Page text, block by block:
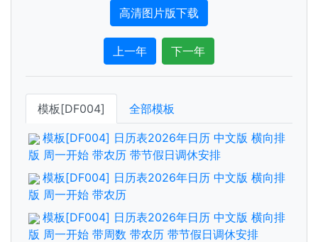
高清图片版下载
上一年 下一年
模板[DF004] 全部模板
模板[DF004] 日历表2026年日历 中文版 横向排
版 周一开始 带农历 带节假日调休安排
模板[DF004] 日历表2026年日历 中文版 横向排
版 周一开始 带农历
模板[DF004] 日历表2026年日历 中文版 横向排
版 周一开始 带周数 带农历 带节假日调休安排